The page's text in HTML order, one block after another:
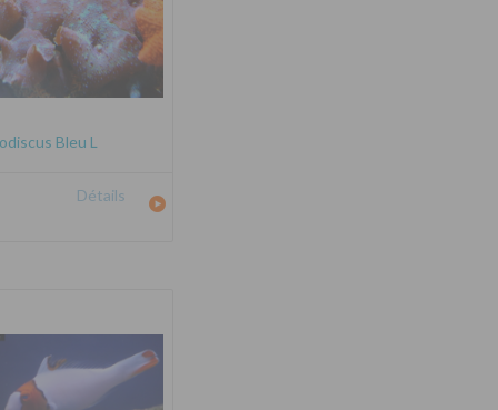
Bleu L
Détails